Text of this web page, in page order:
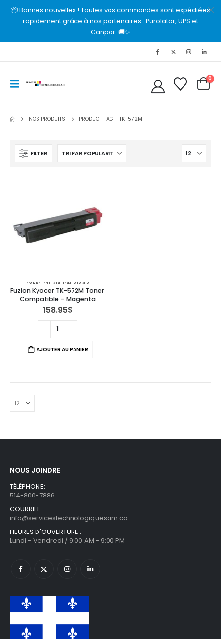
📦 Bonnes nouvelles ! Toutes vos commandes sont expédiées
rapidement grâce à nos partenaires : Purolator, UPS et
Canpar. 🚚✨
0
NOS PRODUITS PRODUCT TAG -TK-572M
FILTER
CARTOUCHES DE TONER LASER
Fuzion Kyocer TK-572M Toner
Compatible – Magenta
158.95$
AJOUTER AU PANIER
NOUS JOINDRE
TÉLÉPHONE:
514-800-7886
COURRIEL:
info@servicestechnologiquesam.ca
HEURES D'OUVERTURE :
Lundi - Vendredi / 9:00 AM - 9:00 PM